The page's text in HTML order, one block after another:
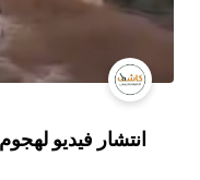
انتشار فيديو